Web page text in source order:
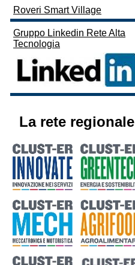
Roveri Smart Village
Gruppo Linkedin Rete Alta
Tecnologia
La rete regionale